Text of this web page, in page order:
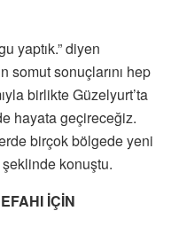
yaptık.” diyen
somut sonuçlarını hep
birlikte Güzelyurt’ta
hayata geçireceğiz.
birçok bölgede yeni
konuştu.
İÇİN